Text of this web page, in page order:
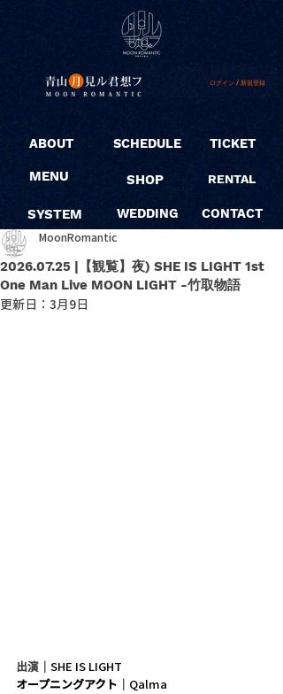
ログイン / 新規登録
ABOUT
MENU
SYSTEM
SCHEDULE
SHOP
WEDDING
TICKET
RENTAL
CONTACT
2026.07.25 |【観覧】夜) SHE IS LIGHT 1st
One Man Live MOON LIGHT -竹取物語
MoonRomantic
更新日： 3月9日
出演｜ SHE IS LIGHT
オープニングアクト ｜ Qalma